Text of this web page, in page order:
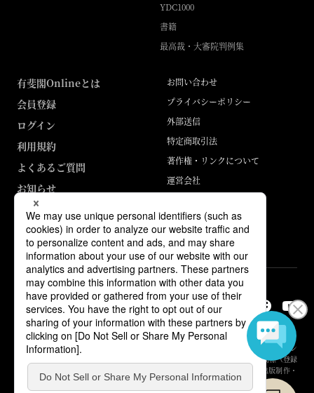
YDC1000
書籍
最高裁・大審院判例集
有斐閣Onlineとは
会員登録
ログイン
利用規約
よくあるご質問
お知らせ
お問い合わせ
プライバシーポリシー
外部送信
特定商取引法
著作権・リンクについて
運営会社
ABJマークは、この電子書店・電子書籍配信サービスが、著作権者からコン
テンツ使用許諾を得た正規版配信サービスであることを示す登録商標（登録
番号 第6091713号）です。詳しくは［ABJマーク］または［電子出版制作・
流通協議会］で検索してください。